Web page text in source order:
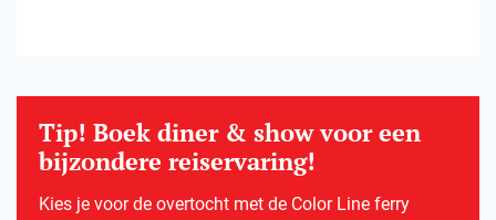
Tip! Boek diner & show voor een
bijzondere reiservaring!
Kies je voor de overtocht met de Color Line ferry